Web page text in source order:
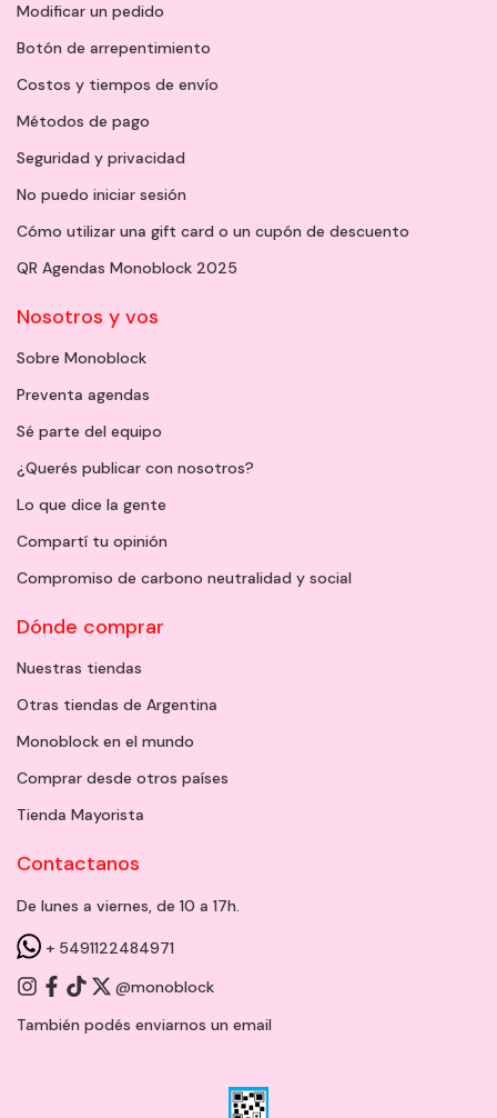
Modificar un pedido
Botón de arrepentimiento
Costos y tiempos de envío
Métodos de pago
Seguridad y privacidad
No puedo iniciar sesión
Cómo utilizar una gift card o un cupón de descuento
QR Agendas Monoblock 2025
Nosotros y vos
Sobre Monoblock
Preventa agendas
Sé parte del equipo
¿Querés publicar con nosotros?
Lo que dice la gente
Compartí tu opinión
Compromiso de carbono neutralidad y social
Dónde comprar
Nuestras tiendas
Otras tiendas de Argentina
Monoblock en el mundo
Comprar desde otros países
Tienda Mayorista
Contactanos
De lunes a viernes, de 10 a 17h.
+ 5491122484971
@monoblock
También podés enviarnos un email